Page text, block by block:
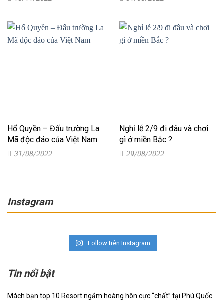
Instagram
Follow trên Instagram
Tin nổi bật
Mách bạn top 10 Resort ngắm hoàng hôn cực “chất” tại Phú Quốc
Hổ Quyền – Đấu trường La
Mã độc đáo của Việt Nam
31/08/2022
Nghỉ lễ 2/9 đi đâu và chơi
gì ở miền Bắc ?
29/08/2022